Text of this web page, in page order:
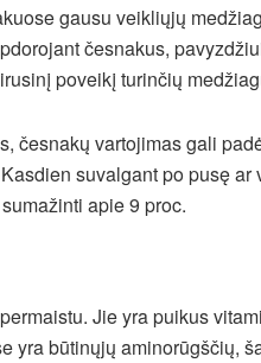
gausu veikliųjų
česnakus,
poveikį turinčių
česnakų vartojimas gali
suvalgant po pusę
apie 9 proc.
Jie yra puikus
yra būtinųjų aminorūgščių,